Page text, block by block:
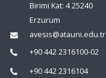
Birimi Kat: 4 25240
Erzurum
avesis@atauni.edu.tr
+90 442 2316100-02
+90 442 2316104